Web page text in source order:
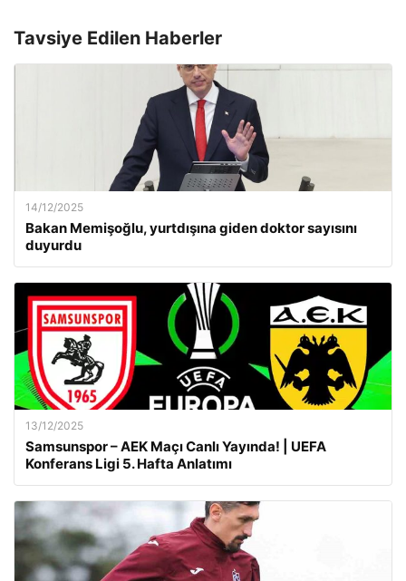
Tavsiye Edilen Haberler
14/12/2025
Bakan Memişoğlu, yurtdışına giden doktor sayısını
duyurdu
13/12/2025
Samsunspor – AEK Maçı Canlı Yayında! | UEFA
Konferans Ligi 5. Hafta Anlatımı